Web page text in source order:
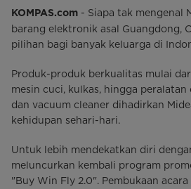
KOMPAS.com - Siapa tak mengenal
barang elektronik asal Guangdong,
pilihan bagi banyak keluarga di
Produk-produk berkualitas mulai
mesin cuci, kulkas, hingga peralatan
dan vacuum cleaner dihadirkan
kehidupan sehari-hari.
Untuk lebih mendekatkan diri
meluncurkan kembali program
"Buy Win Fly 2.0". Pembukaan